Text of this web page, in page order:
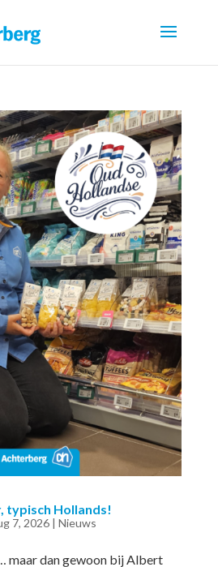
typisch Hollands!
7, 2026| Nieuws
maar dan gewoon bij Albert